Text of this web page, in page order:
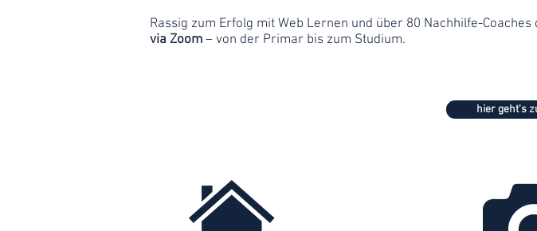
Rassig zum Erfolg mit Web Lernen und über 80 Nachhilfe-
via Zoom – von der Primar bis zum Studium.
hier geht's